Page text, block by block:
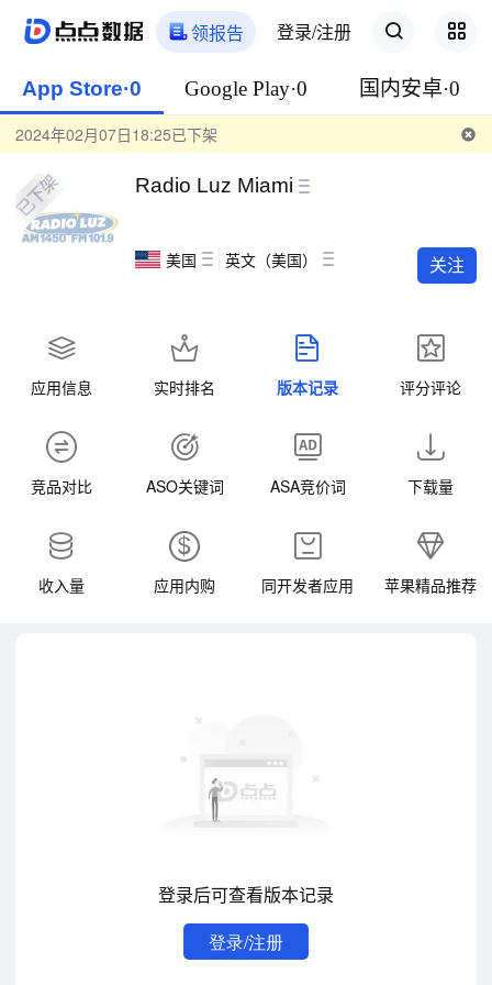
领报告 登录/注册
App Store·0 Google Play·0 国内安卓·0
2024年02月07日18:25已下架
Radio Luz Miami
美国 英文（美国） 关注
应用信息 实时排名 版本记录 评分评论
竞品对比 ASO关键词 ASA竞价词 下载量
收入量 应用内购 同开发者应用 苹果精品推荐
登录后可查看版本记录
登录/注册